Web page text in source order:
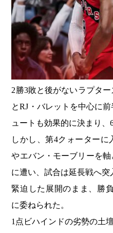
2勝3敗と後がないラプタ
とRJ・バレットを中心に
ュートも効果的に決まり、
しかし、第4クォーター
やエバン・モーブリーを
に遭い、試合は延長戦へ突
緊迫した展開のまま、勝
に委ねられた。
1点ビハインドの劣勢の土壇